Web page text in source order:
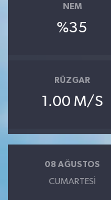
NEM
%35
RÜZGAR
1.00 M/S
08 AĞUSTOS
CUMARTESI